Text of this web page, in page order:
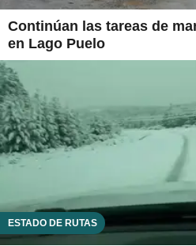
Continúan las tareas de
en Lago Puelo
ESTADO DE RUTAS